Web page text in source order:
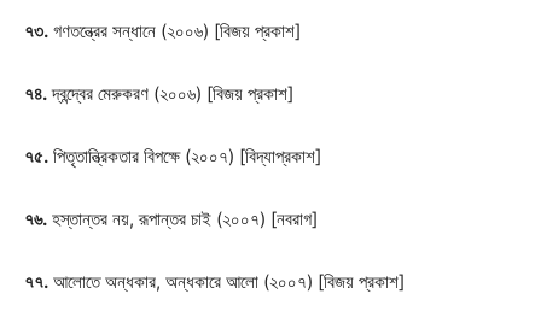
৭৩. গণতন্ত্রের সন্ধানে (২০০৬) [বিজয় প্রকাশ]
৭৪.দ্বন্দ্বের মেরুকরণ (২০০৬) [বিজয় প্রকাশ]
৭৫. পিতৃতান্ত্রিকতার বিপক্ষে (২০০৭) [বিদ্যাপ্রকাশ]
৭৬. হস্তান্তর নয়, রূপান্তর চাই (২০০৭) [নবরাগ]
৭৭. আলোতে অন্ধকার, অন্ধকারে আলো (২০০৭) [বিজয় প্রকাশ]